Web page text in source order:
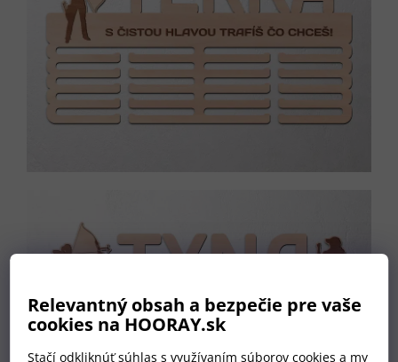
Relevantný obsah a bezpečie pre vaše
cookies na HOORAY.sk
Stačí odkliknúť súhlas s využívaním súborov cookies a my